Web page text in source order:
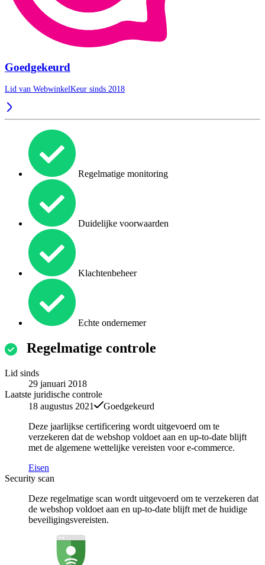
Goedgekeurd
Lid van WebwinkelKeur sinds 2018
Regelmatige monitoring
Duidelijke voorwaarden
Klachtenbeheer
Echte ondernemer
Regelmatige controle
Lid sinds
29 januari 2018
Laatste juridische controle
18 augustus 2021
Goedgekeurd
Deze jaarlijkse certificering wordt uitgevoerd om te
verzekeren dat de webshop voldoet aan en up-to-date blijft
met de algemene wettelijke vereisten voor e-commerce.
Eisen
Security scan
Deze regelmatige scan wordt uitgevoerd om te verzekeren dat
de webshop voldoet aan en up-to-date blijft met de huidige
beveiligingsvereisten.